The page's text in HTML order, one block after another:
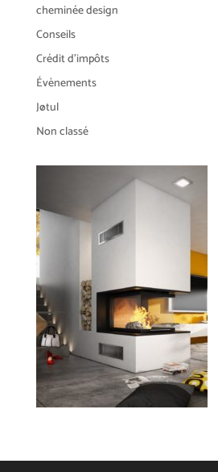
cheminée design
Conseils
Crédit d'impôts
Évènements
Jøtul
Non classé